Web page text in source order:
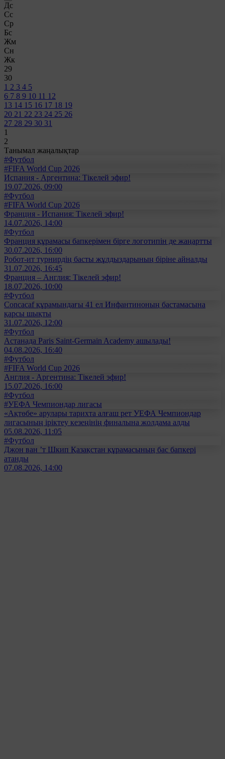
Дс
Сс
Ср
Бс
Жм
Сн
Жк
29
30
1 2 3 4 5
6 7 8 9 10 11 12
13 14 15 16 17 18 19
20 21 22 23 24 25 26
27 28 29 30 31
1
2
Танымал жаңалықтар
#Футбол
#FIFA World Cup 2026
Испания - Аргентина: Тікелей эфир!
19.07.2026, 09:00
#Футбол
#FIFA World Cup 2026
Франция - Испания: Тікелей эфир!
14.07.2026, 14:00
#Футбол
Франция құрамасы бапкерімен бірге логотипін де жаңартты
30.07.2026, 16:00
Робот-ит турнирдің басты жұлдыздарының біріне айналды
31.07.2026, 16:45
Франция – Англия: Тікелей эфир!
18.07.2026, 10:00
#Футбол
Concacaf құрамындағы 41 ел Инфантиноның бастамасына
қарсы шықты
31.07.2026, 12:00
#Футбол
Астанада Paris Saint-Germain Academy ашылады!
04.08.2026, 16:40
#Футбол
#FIFA World Cup 2026
Англия - Аргентина: Тікелей эфир!
15.07.2026, 16:00
#Футбол
#УЕФА Чемпиондар лигасы
«Ақтөбе» арулары тарихта алғаш рет УЕФА Чемпиондар
лигасының іріктеу кезеңінің финалына жолдама алды
05.08.2026, 11:05
#Футбол
Джон ван ’т Шкип Қазақстан құрамасының бас бапкері
атанды
07.08.2026, 14:00